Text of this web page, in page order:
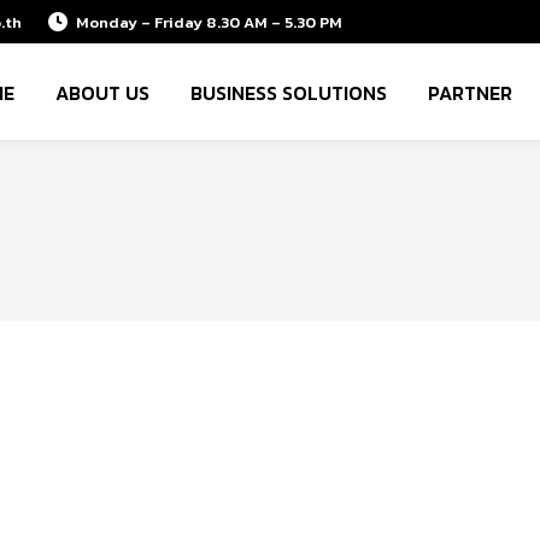
Monday – Friday 8.30 AM – 5.30 PM
ABOUT US BUSINESS SOLUTIONS PARTNER